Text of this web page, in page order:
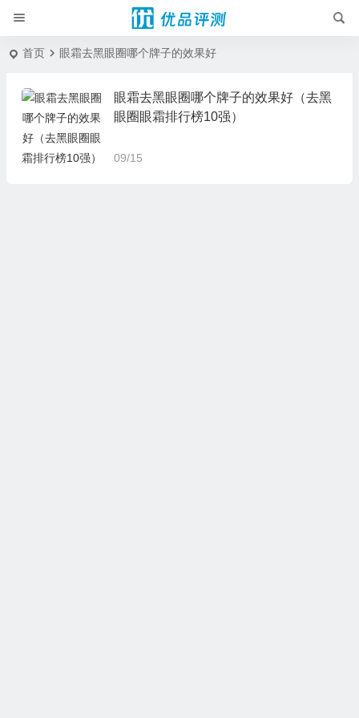
首页 眼霜去黑眼圈哪个牌子的效果好
眼霜去黑眼圈哪个牌子的效果好（去黑
眼圈眼霜排行榜10强）
09/15